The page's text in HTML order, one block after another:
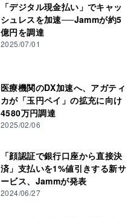
「デジタル現金払い」でキャッ
シュレスを加速──Jammが約5
億円を調達
2025/07/01
医療機関のDX加速へ、アガティ
カが「玉円ペイ」の拡充に向け
4580万円調達
2025/02/06
「顔認証で銀行口座から直接決
済」支払いを1%値引きする新サ
ービス、Jammが発表
2024/06/27